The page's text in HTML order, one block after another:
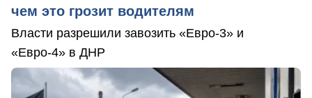
чем это грозит водителям
Власти разрешили завозить «Евро-3» и
«Евро-4» в ДНР